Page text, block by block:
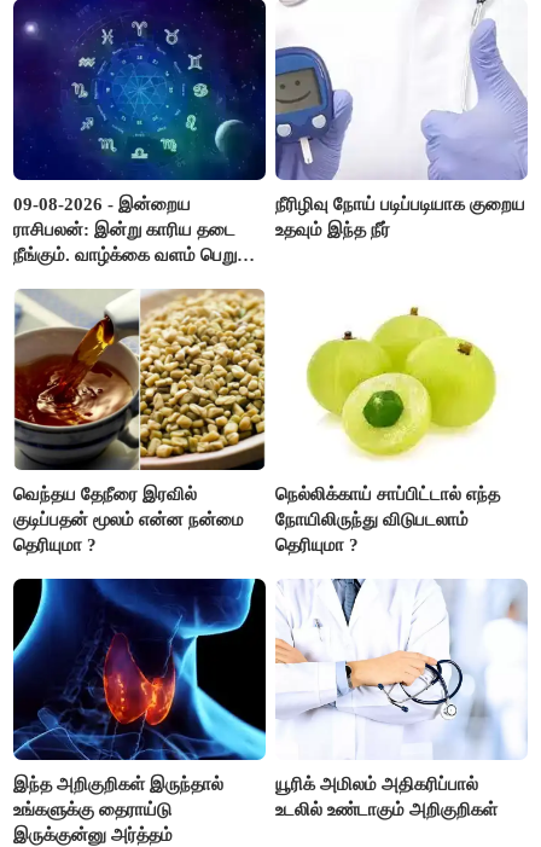
09-08-2026 - இன்றைய
ராசிபலன்: இன்று காரிய தடை
நீங்கும். வாழ்க்கை வளம் பெறும்.
எடைபோடுவது நல்லது..!
நீரிழிவு நோய் படிப்படியாக குறைய
உதவும் இந்த நீர்
வெந்தய தேநீரை இரவில்
குடிப்பதன் மூலம் என்ன நன்மை
தெரியுமா ?
நெல்லிக்காய் சாப்பிட்டால் எந்த
நோயிலிருந்து விடுபடலாம்
தெரியுமா ?
இந்த அறிகுறிகள் இருந்தால்
உங்களுக்கு தைராய்டு
இருக்குன்னு அர்த்தம்
யூரிக் அமிலம் அதிகரிப்பால்
உடலில் உண்டாகும் அறிகுறிகள்